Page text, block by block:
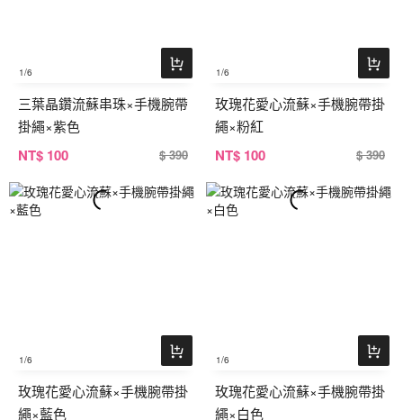
1/6
三葉晶鑽流蘇串珠×手機腕帶
掛繩×紫色
NT$ 100 $ 390
1/6
玫瑰花愛心流蘇×手機腕帶掛
繩×粉紅
NT$ 100 $ 390
1/6
玫瑰花愛心流蘇×手機腕帶掛
繩×藍色
1/6
玫瑰花愛心流蘇×手機腕帶掛
繩×白色